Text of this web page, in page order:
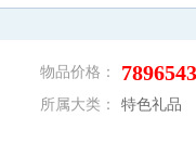
物品价格：
所属大类： 特色礼品